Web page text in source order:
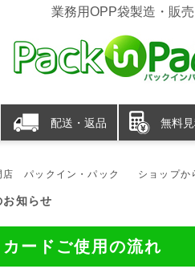
業務用OPP袋製造・販売
配送・返品 無料
店 パックイン・パック ショップか
知らせ
ードご使用の流れ